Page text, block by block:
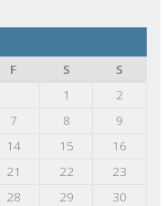
F S
S
1
2
7 8
9
14 15
16
21 22
23
28 29
30